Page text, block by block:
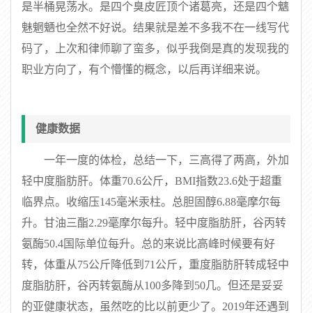
是半桶晃荡水。是四个臭皮匠顶个诸葛亮，还是四个魑
魅魍魉也全然不好说。结果就是差不多我不在一线写代
码了，上次和律师聊了蛮多，似乎我倒是真的发现我的
职业方向了，有个懵懂的概念，以后再详细来说。
健康数据
一年一度的体检，总结一下，三高得了两高，外加
轻中度脂肪肝。体重70.6公斤，BMI指数23.6处于超重
临界点。收缩压145毫米汞柱。总胆固醇6.88毫摩尔每
升。甘油三酯2.29毫摩尔每升。轻中度脂肪肝，谷丙转
氨酶50.4国际单位每升。总的来说比高峰时候要有好
转，体重从75公斤降低到71公斤，重度脂肪肝转成轻中
度脂肪肝，谷丙转氨酶从100多降到50几。但还是妥妥
的亚健康状态，虽然吃的比以前更少了。2019年还遇到